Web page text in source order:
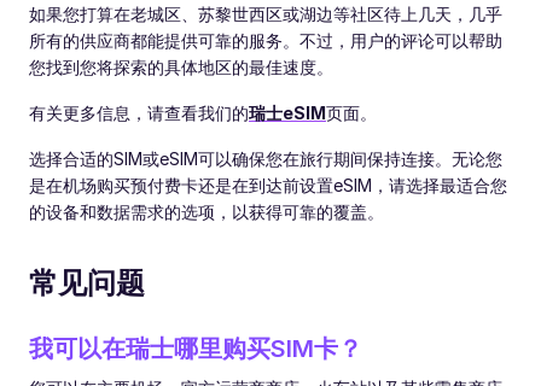
如果您打算在老城区、苏黎世西区或湖边等社区待上几天，几乎
所有的供应商都能提供可靠的服务。不过，用户的评论可以帮助
您找到您将探索的具体地区的最佳速度。
有关更多信息，请查看我们的瑞士eSIM页面。
选择合适的SIM或eSIM可以确保您在旅行期间保持连接。无论您
是在机场购买预付费卡还是在到达前设置eSIM，请选择最适合您
的设备和数据需求的选项，以获得可靠的覆盖。
常见问题
我可以在瑞士哪里购买SIM卡？